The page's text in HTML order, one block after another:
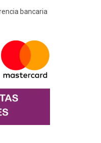
bancaria